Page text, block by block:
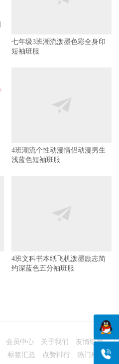
4班文科书本纸飞机泼墨励志简
约深蓝色五分袖班服
赣ICP备14008563
号-12